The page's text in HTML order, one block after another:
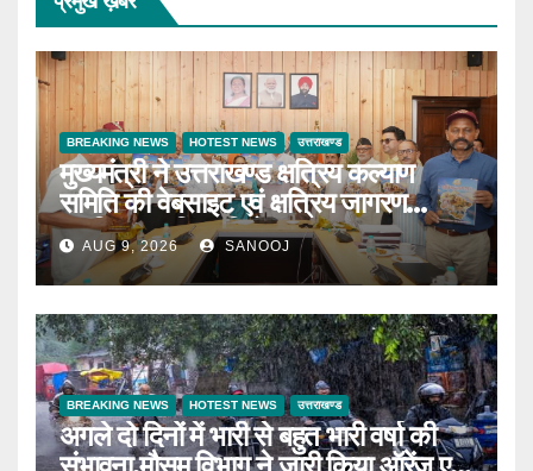
BREAKING NEWS HOTEST NEWS उत्तराखण्ड
मुख्यमंत्री ने उत्तराखण्ड क्षत्रिय कल्याण
समिति की वेबसाइट एवं क्षत्रिय जागरण
स्मारिका का किया विमोचन
AUG 9, 2026 SANOOJ
BREAKING NEWS HOTEST NEWS उत्तराखण्ड
अगले दो दिनों में भारी से बहुत भारी वर्षा की